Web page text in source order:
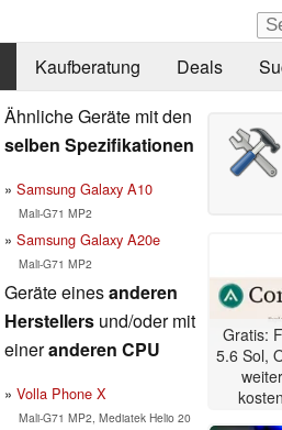
Kaufberatung Deals
Ähnliche Geräte mit den
selben Spezifikationen
Samsung Galaxy A10
Mali-G71 MP2
Samsung Galaxy A20e
Mali-G71 MP2
Geräte einesanderen
Herstellers und/oder mit
eineranderen CPU
Volla Phone X
Mali-G71 MP2, Mediatek Helio 20
Gratis:
5.6 Sol,